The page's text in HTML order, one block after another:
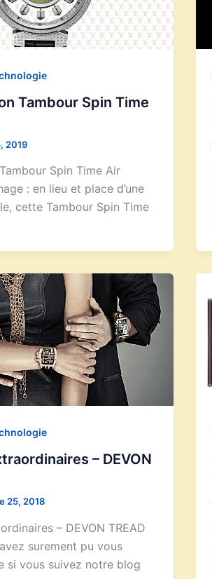
Tambour Spin Time
2019
Spin Time Air
: en lieu et place d’une
cette Tambour Spin Time
– DEVON
25, 2018
– DEVON TREAD
surement pu vous
si vous suivez notre blog